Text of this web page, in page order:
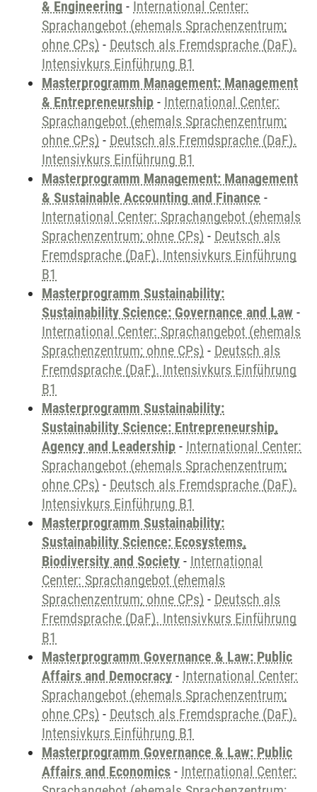
& Engineering - International Center:
Sprachangebot (ehemals Sprachenzentrum;
ohne CPs) - Deutsch als Fremdsprache (DaF).
Intensivkurs Einführung B1
Masterprogramm Management: Management
& Entrepreneurship - International Center:
Sprachangebot (ehemals Sprachenzentrum;
ohne CPs) - Deutsch als Fremdsprache (DaF).
Intensivkurs Einführung B1
Masterprogramm Management: Management
& Sustainable Accounting and Finance -
International Center: Sprachangebot (ehemals
Sprachenzentrum; ohne CPs) - Deutsch als
Fremdsprache (DaF). Intensivkurs Einführung
B1
Masterprogramm Sustainability:
Sustainability Science: Governance and Law -
International Center: Sprachangebot (ehemals
Sprachenzentrum; ohne CPs) - Deutsch als
Fremdsprache (DaF). Intensivkurs Einführung
B1
Masterprogramm Sustainability:
Sustainability Science: Entrepreneurship,
Agency and Leadership - International Center:
Sprachangebot (ehemals Sprachenzentrum;
ohne CPs) - Deutsch als Fremdsprache (DaF).
Intensivkurs Einführung B1
Masterprogramm Sustainability:
Sustainability Science: Ecosystems,
Biodiversity and Society - International
Center: Sprachangebot (ehemals
Sprachenzentrum; ohne CPs) - Deutsch als
Fremdsprache (DaF). Intensivkurs Einführung
B1
Masterprogramm Governance & Law: Public
Affairs and Democracy - International Center:
Sprachangebot (ehemals Sprachenzentrum;
ohne CPs) - Deutsch als Fremdsprache (DaF).
Intensivkurs Einführung B1
Masterprogramm Governance & Law: Public
Affairs and Economics - International Center: